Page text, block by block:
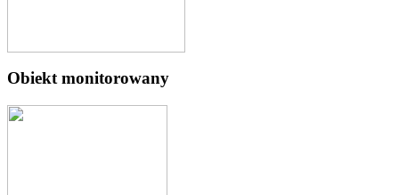
Obiekt monitorowany